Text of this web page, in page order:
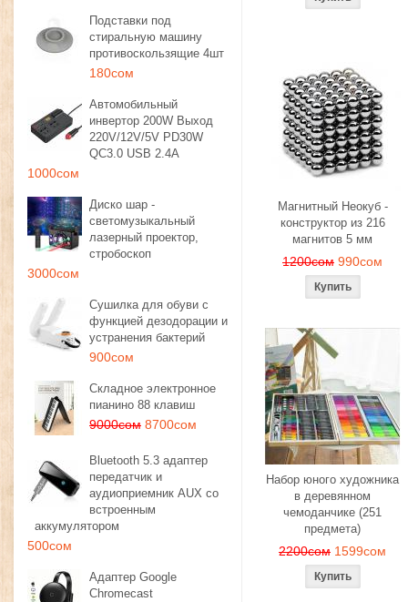
Подставки под
стиральную машину
противоскользящие 4шт
180сом
Автомобильный
инвертор 200W Выход
220V/12V/5V PD30W
QC3.0 USB 2.4A
1000сом
Диско шар -
светомузыкальный
лазерный проектор,
стробоскоп
3000сом
Сушилка для обуви с
функцией дезодорации и
устранения бактерий
900сом
Складное электронное
пианино 88 клавиш
9000сом 8700сом
Bluetooth 5.3 адаптер
передатчик и
аудиоприемник AUX со
встроенным
аккумулятором
500сом
Адаптер Google
Chromecast
Магнитный Неокуб -
конструктор из 216
магнитов 5 мм
1200сом 990сом
Набор юного художника
в деревянном
чемоданчике (251
предмета)
2200сом 1599сом